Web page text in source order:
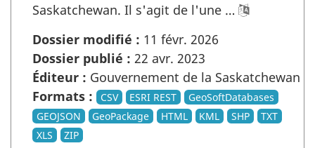
Saskatchewan. Il s'agit de l'une …
Dossier modifié : 11 févr. 2026
Dossier publié : 22 avr. 2023
Éditeur : Gouvernement de la Saskatchewan
Formats :
CSV ESRI REST
GeoSoftDatabases
GEOJSON
GeoPackage HTML KML SHP
TXT
XLS
ZIP